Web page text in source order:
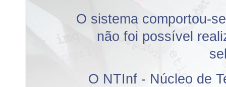
O sistema comportou-
não foi possível
O NTInf - Núcleo de